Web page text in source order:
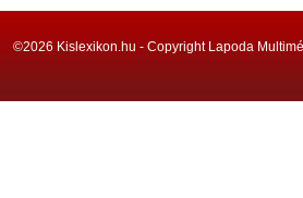
©2026 Kislexikon.hu - Copyright Lapoda